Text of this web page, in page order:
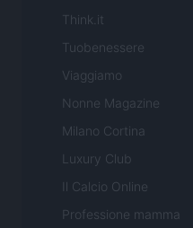
Think.it
Tuobenessere
Viaggiamo
Nonne Magazine
Milano Cortina
Luxury Club
Il Calcio Online
Professione mamma